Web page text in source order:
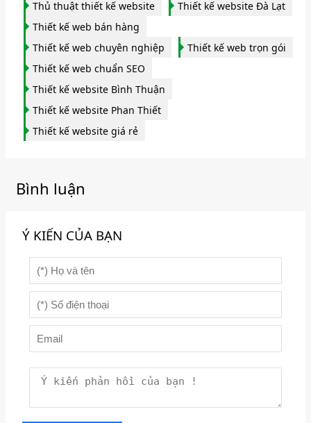
Thủ thuật thiết kế website
Thiết kế website Đà Lạt
Thiết kế web bán hàng
Thiết kế web chuyên nghiệp
Thiết kế web trọn gói
Thiết kế web chuẩn SEO
Thiết kế website Bình Thuận
Thiết kế website Phan Thiết
Thiết kế website giá rẻ
Bình luận
Ý KIẾN CỦA BẠN